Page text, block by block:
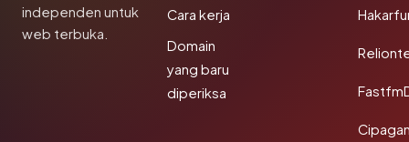
independen untuk
web terbuka.
Cara kerja
Domain
yang baru
diperiksa